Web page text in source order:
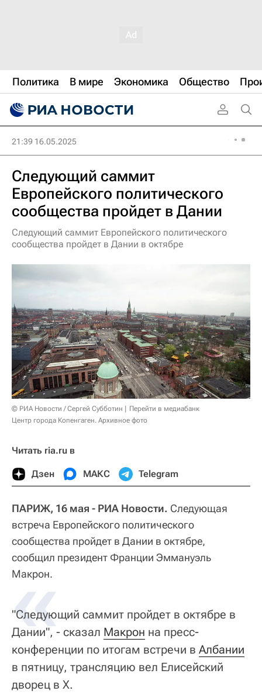
Политика В мире Экономика Общество
21:39 16.05.2025
Следующий саммит
Европейского политического
сообщества пройдет в Дании
Следующий саммит Европейского политического
сообщества пройдет в Дании в октябре
© РИА Новости / Сергей Субботин
Перейти в медиабанк
Центр города Копенгаген. Архивное фото
Читать ria.ru в
Дзен МАКС Telegram
ПАРИЖ, 16 мая - РИА Новости. Следующая
встреча Европейского политического
сообщества пройдет в Дании в октябре,
сообщил президент Франции Эммануэль
Макрон.
«
"Следующий саммит пройдет в октябре в
Дании", - сказал Макрон на пресс-
конференции по итогам встречи в Албании
в пятницу, трансляцию вел Елисейский
дворец в Х.